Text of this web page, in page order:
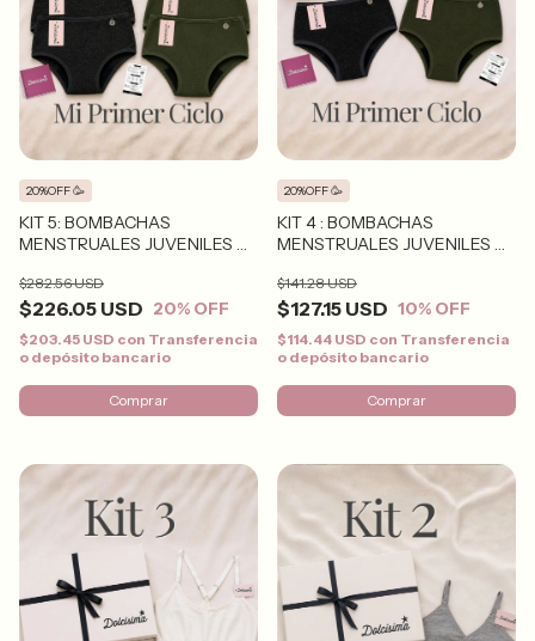
KIT 5: BOMBACHAS
MENSTRUALES JUVENILES X
$226.05 USD
$282.56 USD
20% OFF
20%OFF 🥳
$203.45 USD con Transferencia
o depósito bancario
Comprar
KIT 4 : BOMBACHAS
MENSTRUALES JUVENILES X
$127.15 USD
$141.28 USD
10% OFF
20%OFF 🥳
$114.44 USD con Transferencia
o depósito bancario
Comprar